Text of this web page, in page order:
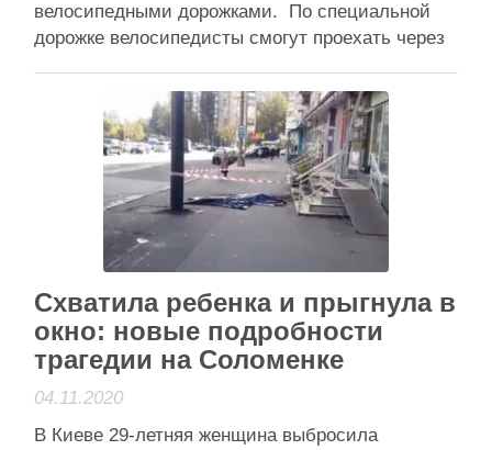
велосипедными дорожками. По специальной
дорожке велосипедисты смогут проехать через
улицу Героев Севастопаля. А на улице
Академика Стражеска обустроили не только
велодорожку, но и дополнительные места для
парковки автомобилей. Об этом на своей
странице в Facebook сообщил Александр …
Читати даліАктивісти району
Схватила ребенка и прыгнула в
окно: новые подробности
трагедии на Соломенке
04.11.2020
В Киеве 29-летняя женщина выбросила